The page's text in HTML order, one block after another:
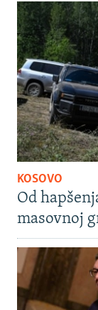
KOSOVO
Od
masovnoj